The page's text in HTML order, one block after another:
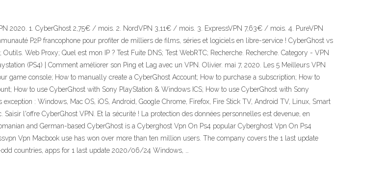
2020. 1. CyberGhost 2,75€ / mois. 2. NordVPN 3,11€ / mois. 3. ExpressVPN 7,63€ / mois. 4. PureVPN
P2P francophone pour profiter de milliers de films, séries et logiciels en libre-service ! CyberGhost vs
Web Proxy; Quel est mon IP ? Test Fuite DNS; Test WebRTC; Recherche. Recherche. Category - VPN
(PS4) | Comment améliorer son Ping et Lag avec un VPN. Olivier. mai 7, 2020. Les 5 Meilleurs VPN
game console; How to manually create a CyberGhost Account; How to purchase a subscription; How to
How to use CyberGhost with Sony PlayStation & Windows ICS; How to use CyberGhost with Sony
: Windows, Mac OS, iOS, Android, Google Chrome, Firefox, Fire Stick TV, Android TV, Linux, Smart
l'offre CyberGhost VPN. Et la sécurité ! La protection des données personnelles est devenue, en
and German-based CyberGhost is a Cyberghost Vpn On Ps4 popular Cyberghost Vpn On Ps4
Vpn Macbook use has won over more than ten million users. The company covers the 1 last update
countries, apps for 1 last update 2020/06/24 Windows, …